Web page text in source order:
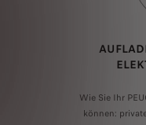
Wie Sie Ihr
können: